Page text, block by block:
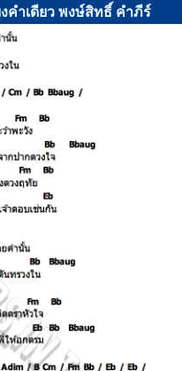
คำเดียว พงษ์สิทธิ์ คำภีร์